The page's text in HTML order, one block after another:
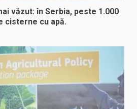
văzut: în Serbia, peste 1.000
cisterne cu apă.